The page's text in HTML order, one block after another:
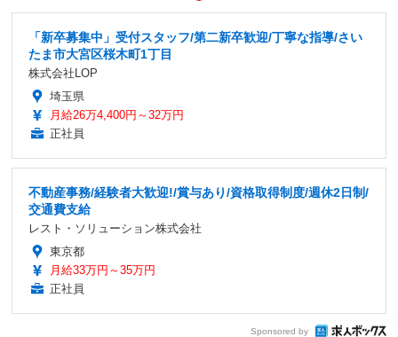
「新卒募集中」受付スタッフ/第二新卒歓迎/丁寧な指導/さい
たま市大宮区桜木町1丁目
株式会社LOP
埼玉県
月給26万4,400円～32万円
正社員
不動産事務/経験者大歓迎!/賞与あり/資格取得制度/週休2日制/
交通費支給
レスト・ソリューション株式会社
東京都
月給33万円～35万円
正社員
Sponsored by